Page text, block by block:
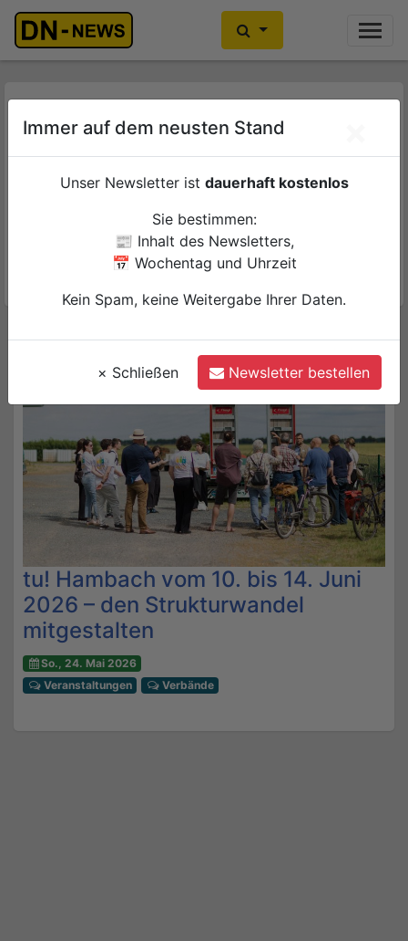
Ihre Anzeige hier? Jetzt informieren
Veranstaltungen
Sport, Karneval, Konzerte, Theater, Comedy,
Lesungen, Führungen und viel mehr werden bei den
Hier sehen Sie Berichte zu verschiedenen Events.
Jeden Mittwoch präsentieren wir Ihnen auch unsere
Veranstaltungstipps.
tu! Hambach vom 10. bis 14. Juni
2026 – den Strukturwandel
mitgestalten
So., 24. Mai 2026
Veranstaltungen
Verbände
Immer auf dem neusten Stand
Unser Newsletter ist dauerhaft kostenlos
Sie bestimmen:
📰 Inhalt des Newsletters,
📅 Wochentag und Uhrzeit
Kein Spam, keine Weitergabe Ihrer Daten.
× Schließen Newsletter bestellen